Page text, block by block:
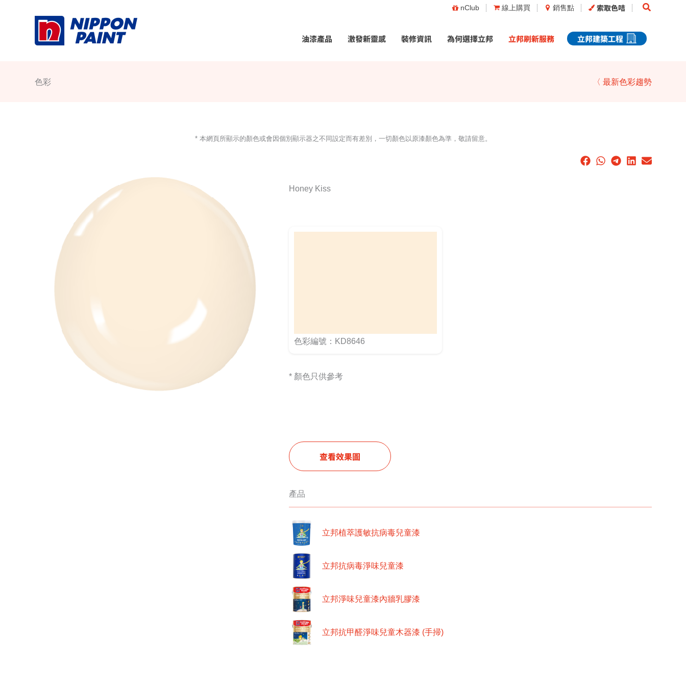
nClub 線上購買 銷售點 索取色咭 Search
油漆產品 激發新靈感 裝修資訊 為何選擇立邦 立邦刷新服務 立邦建築工程
色彩 〈 最新色彩趨勢
* 本網頁所顯示的顏色或會因個別顯示器之不同設定而有差別，一切顏色以原漆顏色為準，敬請留意。
Honey Kiss
色彩編號：KD8646
* 顏色只供參考
查看效果圖
產品
立邦植萃護敏抗病毒兒童漆
立邦抗病毒淨味兒童漆
立邦淨味兒童漆內牆乳膠漆
立邦抗甲醛淨味兒童木器漆 (手掃)